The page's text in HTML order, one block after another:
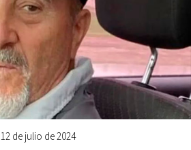
12 de julio de 2024